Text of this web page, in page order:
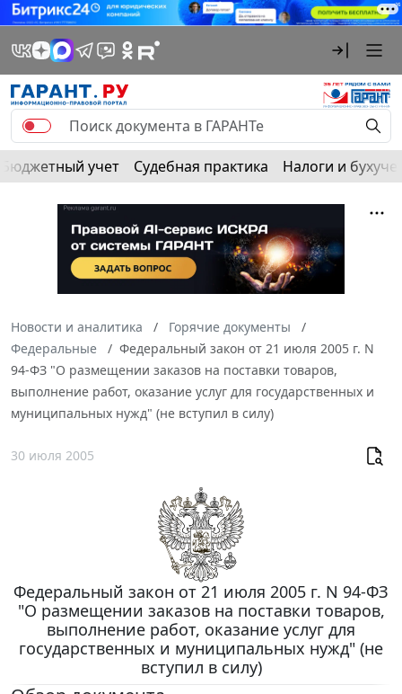
Бюджетный учет Судебная практика Налоги и
Новости и аналитика
Горячие документы
Федеральные
Федеральный закон от 21 июля 2005 г. N
94-ФЗ "О размещении заказов на поставки товаров,
выполнение работ, оказание услуг для государственных и
муниципальных нужд" (не вступил в силу)
30 июля 2005
Федеральный закон от 21 июля 2005 г. N 94-ФЗ
"О размещении заказов на поставки товаров,
выполнение работ, оказание услуг для
государственных и муниципальных нужд" (не
вступил в силу)